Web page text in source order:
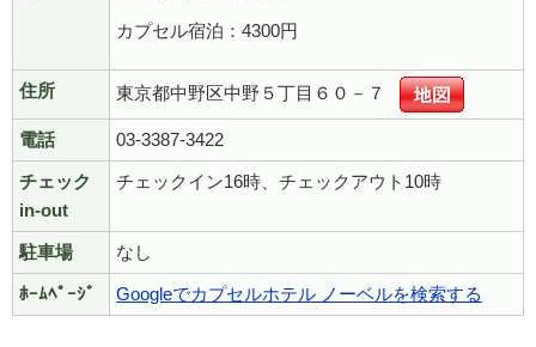
カプセル宿泊：4300円
住所 東京都中野区中野５丁目６０－７
電話 03-3387-3422
チェック
in-out
チェックイン16時、チェックアウト10時
駐車場 なし
ﾎｰﾑﾍﾟｰｼﾞ Googleでカプセルホテル ノーベルを検索する